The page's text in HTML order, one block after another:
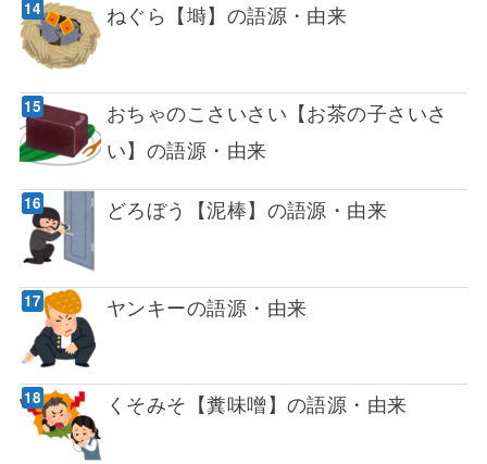
ねぐら【塒】の語源・由来
おちゃのこさいさい【お茶の子さいさ
い】の語源・由来
どろぼう【泥棒】の語源・由来
ヤンキーの語源・由来
くそみそ【糞味噌】の語源・由来